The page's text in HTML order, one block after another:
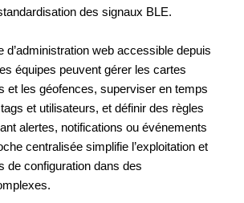
des signaux BLE.
d’administration web accessible depuis
équipes peuvent gérer les cartes
et les géofences, superviser en temps
et utilisateurs, et définir des règles
alertes, notifications ou événements
centralisée simplifie l’exploitation et
de configuration dans des